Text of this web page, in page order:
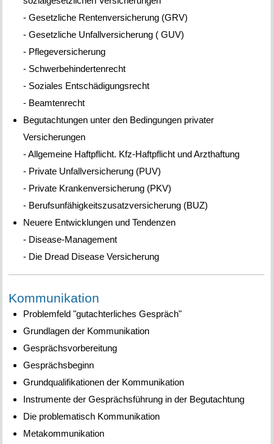
- Gesetzliche Rentenversicherung (GRV)
- Gesetzliche Unfallversicherung ( GUV)
- Pflegeversicherung
- Schwerbehindertenrecht
- Soziales Entschädigungsrecht
- Beamtenrecht
Begutachtungen unter den Bedingungen privater
Versicherungen
- Allgemeine Haftpflicht. Kfz-Haftpflicht und Arzthaftung
- Private Unfallversicherung (PUV)
- Private Krankenversicherung (PKV)
- Berufsunfähigkeitszusatzversicherung (BUZ)
Neuere Entwicklungen und Tendenzen
- Disease-Management
- Die Dread Disease Versicherung
Kommunikation
Problemfeld "gutachterliches Gespräch"
Grundlagen der Kommunikation
Gesprächsvorbereitung
Gesprächsbeginn
Grundqualifikationen der Kommunikation
Instrumente der Gesprächsführung in der Begutachtung
Die problematisch Kommunikation
Metakommunikation